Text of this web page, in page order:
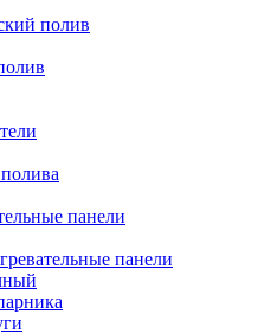
полив
панели
панели